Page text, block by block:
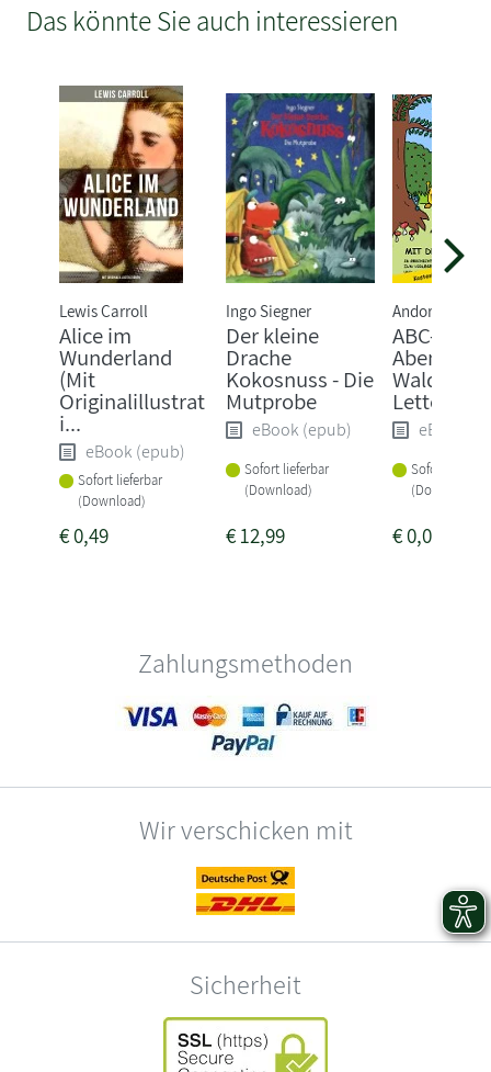
Das könnte Sie auch interessieren
Lewis Carroll
Alice im
Wunderland
(Mit
Originalillustrat
i...
eBook (epub)
Sofort lieferbar
(Download)
€0,49
Ingo Siegner
Der kleine
Drache
Kokosnuss - Die
Mutprobe
eBook (epub)
Sofort lieferbar
(Download)
€12,99
Andor
ABC-
Wald mit
eBook
Sofort
(Download)
€0,00
Zahlungsmethoden
Wir verschicken mit
Sicherheit